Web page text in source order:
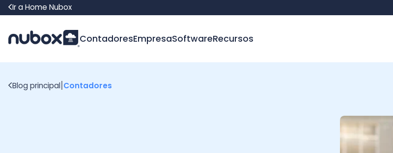
Ir a Home Nubox
ContadoresEmpresaSoftwareRecursos